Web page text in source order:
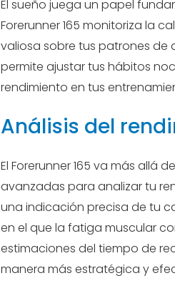
El sueño juega un papel
Forerunner 165 monitoriza la
valiosa sobre tus patrones de
permite ajustar tus hábitos
rendimiento en tus
Análisis del
El Forerunner 165 va más allá
avanzadas para analizar tu
una indicación precisa de tu
en el que la fatiga muscular
estimaciones del tiempo de
manera más estratégica y